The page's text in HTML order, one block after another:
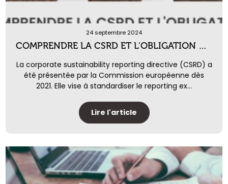
24 septembre 2024
COMPRENDRE LA CSRD ET L'OBLIGATION DE REPORTING EXTRA FINANCIER
La corporate sustainability reporting directive (CSRD) a
été présentée par la Commission européenne dès
2021. Elle vise à standardiser le reporting ex...
Lire l'article